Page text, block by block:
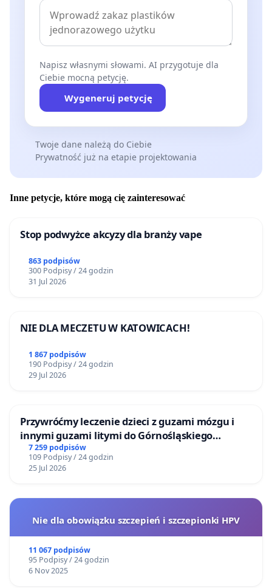
Napisz własnymi słowami. AI przygotuje dla
Ciebie mocną petycję.
Wygeneruj petycję
Twoje dane należą do Ciebie
Prywatność już na etapie projektowania
Inne petycje, które mogą cię zainteresować
Stop podwyżce akcyzy dla branży vape
863 podpisów
300 Podpisy / 24 godzin
31 Jul 2026
NIE DLA MECZETU W KATOWICACH!
1 867 podpisów
190 Podpisy / 24 godzin
29 Jul 2026
Przywróćmy leczenie dzieci z guzami mózgu i
innymi guzami litymi do Górnośląskiego
Centrum Zdrowia Dziecka w Katowicach
7 259 podpisów
109 Podpisy / 24 godzin
25 Jul 2026
Nie dla obowiązku szczepień i szczepionki HPV
11 067 podpisów
95 Podpisy / 24 godzin
6 Nov 2025